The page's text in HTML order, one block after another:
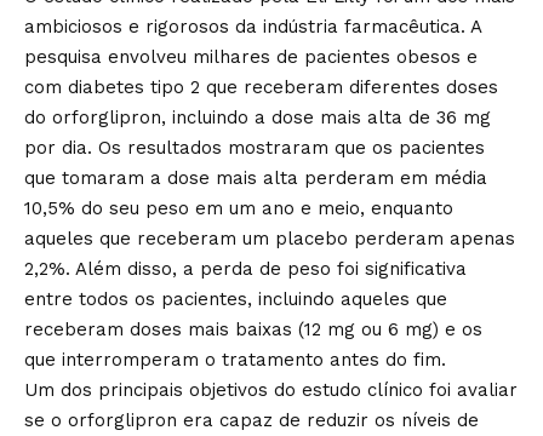
ambiciosos e rigorosos da indústria farmacêutica. A
pesquisa envolveu milhares de pacientes obesos e
com diabetes tipo 2 que receberam diferentes doses
do orforglipron, incluindo a dose mais alta de 36 mg
por dia. Os resultados mostraram que os pacientes
que tomaram a dose mais alta perderam em média
10,5% do seu peso em um ano e meio, enquanto
aqueles que receberam um placebo perderam apenas
2,2%. Além disso, a perda de peso foi significativa
entre todos os pacientes, incluindo aqueles que
receberam doses mais baixas (12 mg ou 6 mg) e os
que interromperam o tratamento antes do fim.
Um dos principais objetivos do estudo clínico foi avaliar
se o orforglipron era capaz de reduzir os níveis de